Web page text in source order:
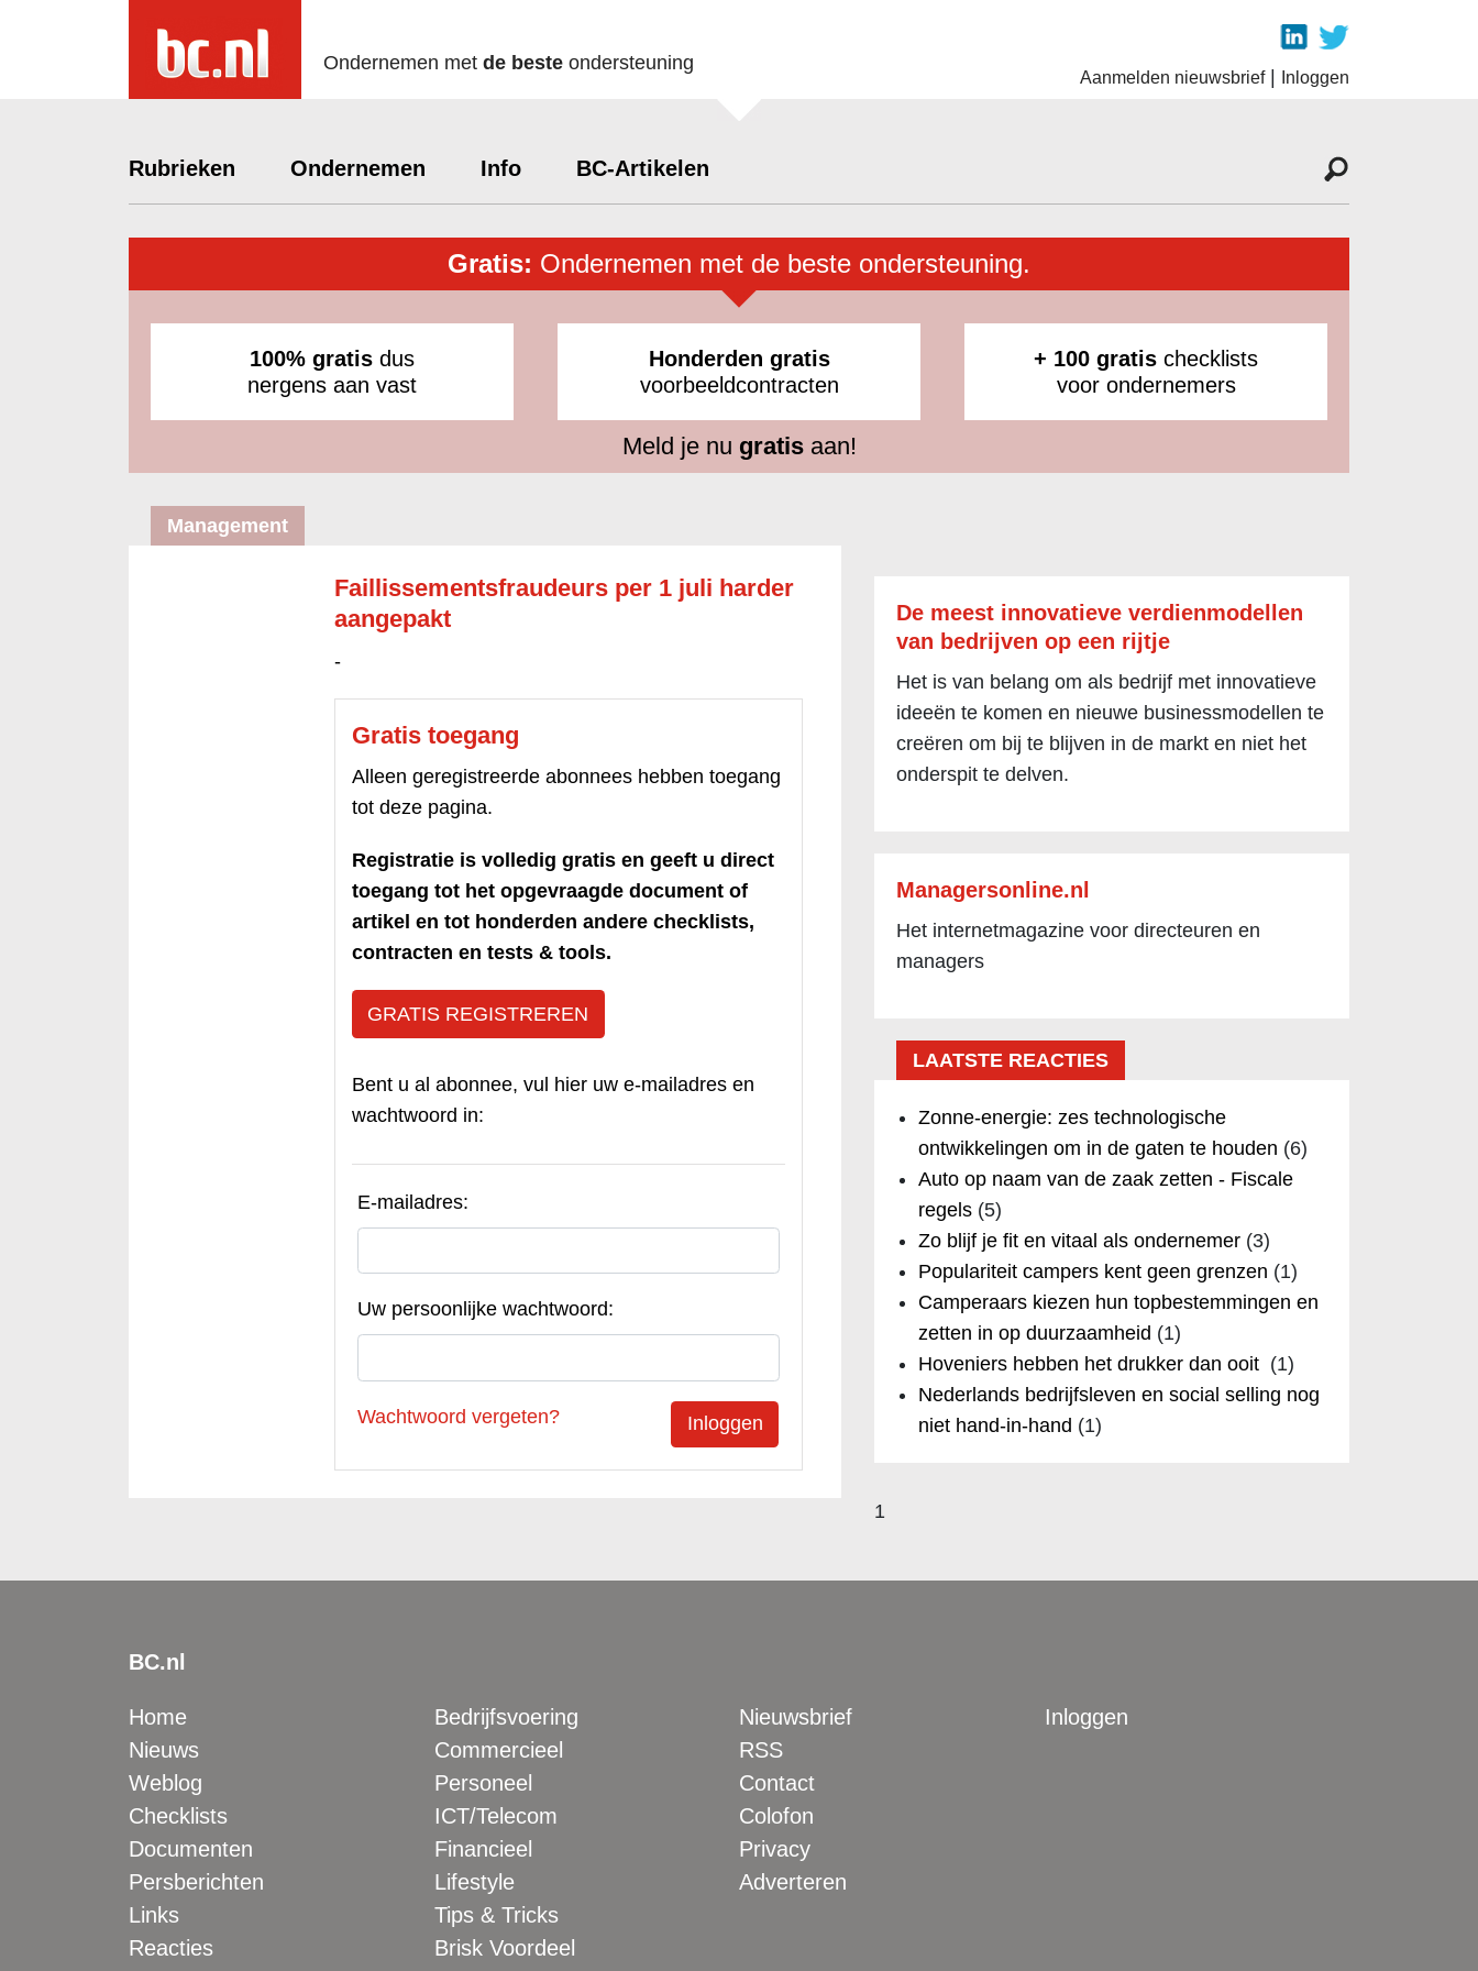
Ondernemen met de beste ondersteuning
Aanmelden nieuwsbrief| Inloggen
Rubrieken Ondernemen Info BC-Artikelen
Gratis: Ondernemen met de beste ondersteuning.
100% gratis dus
nergens aan vast
Honderden gratis
voorbeeldcontracten
+ 100 gratis checklists
voor ondernemers
Meld je nu gratisaan!
Management
Faillissementsfraudeurs per 1 juli harder
aangepakt
-
Gratis toegang
Alleen geregistreerde abonnees hebben toegang
tot deze pagina.
Registratie is volledig gratis en geeft u direct
toegang tot het opgevraagde document of
artikel en tot honderden andere checklists,
contracten en tests & tools.
GRATIS REGISTREREN
Bent u al abonnee, vul hier uw e-mailadres en
wachtwoord in:
E-mailadres:
Uw persoonlijke wachtwoord:
Wachtwoord vergeten?
De meest innovatieve verdienmodellen
van bedrijven op een rijtje
Het is van belang om als bedrijf met innovatieve
ideeën te komen en nieuwe businessmodellen te
creëren om bij te blijven in de markt en niet het
onderspit te delven.
Managersonline.nl
Het internetmagazine voor directeuren en
managers
LAATSTE REACTIES
Zonne-energie: zes technologische
ontwikkelingen om in de gaten te houden (6)
Auto op naam van de zaak zetten - Fiscale
regels(5)
Zo blijf je fit en vitaal als ondernemer(3)
Populariteit campers kent geen grenzen (1)
Camperaars kiezen hun topbestemmingen en
zetten in op duurzaamheid (1)
Hoveniers hebben het drukker dan ooit (1)
Nederlands bedrijfsleven en social selling nog
niet hand-in-hand (1)
1
BC.nl
Home
Nieuws
Weblog
Checklists
Documenten
Persberichten
Links
Reacties
Bedrijfsvoering
Commercieel
Personeel
ICT/Telecom
Financieel
Lifestyle
Tips & Tricks
Brisk Voordeel
Nieuwsbrief
RSS
Contact
Colofon
Privacy
Adverteren
Inloggen